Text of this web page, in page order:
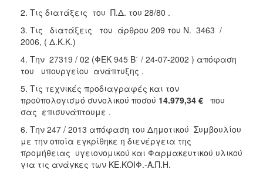
2013
ΠΟΛΙΤΙΣΜΟΣ
ΑΝΘΕΚΤΙΚΗ
ΠΟΛΗ
2. Τις διατάξεις του Π.Δ. του 28/80 .
3. Τις διατάξεις του άρθρου 209 του Ν. 3463 /
2006, ( Δ.Κ.Κ.)
4. Την 27319 / 02 (ΦΕΚ 945 Β΄ / 24-07-2002 ) απόφαση
του υπουργείου ανάπτυξης .
5. Τις τεχνικές προδιαγραφές και τον
προϋπολογισμό συνολικού ποσού 14.979,34 € που
σας επισυνάπτουμε .
6. Την 247 / 2013 απόφαση του Δημοτικού Συμβουλίου
με την οποία εγκρίθηκε η διενέργεια της
προμήθειας υγειονομικού και Φαρμακευτικού υλικού
για τις ανάγκες των ΚΕ.ΚΟΙΦ.-Α.Π.Η.